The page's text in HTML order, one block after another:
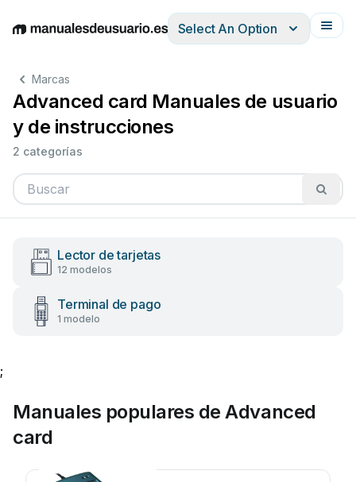
EnglishDeutschEspañolItalianoFrançais
Select An Option
Marcas
Advanced card Manuales de usuario
y de instrucciones
2 categorías
Lector de tarjetas
12 modelos
Terminal de pago
1 modelo
;
Manuales populares de Advanced
card